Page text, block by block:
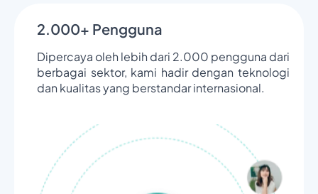
2.000+ Pengguna
Dipercaya oleh lebih dari 2.000 pengguna dari
berbagai sektor, kami hadir dengan teknologi
dan kualitas yang berstandar internasional.